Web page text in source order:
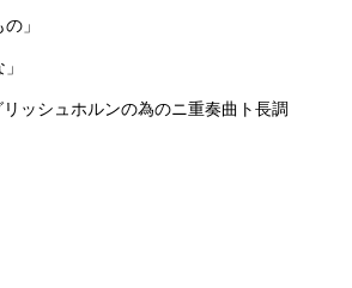
」
リッシュホルンの為のニ重奏曲ト長調